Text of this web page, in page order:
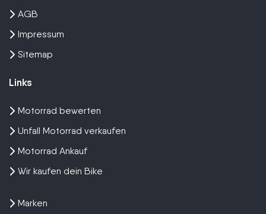
AGB
Impressum
Sitemap
Links
Motorrad bewerten
Unfall Motorrad verkaufen
Motorrad Ankauf
Wir kaufen dein Bike
Marken